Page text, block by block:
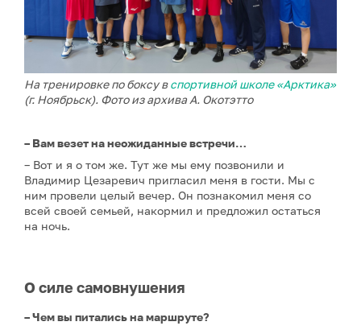
На тренировке по боксу вспортивной школе «Арктика»
(г. Ноябрьск). Фото из архива А. Окотэтто
– Вам везет на неожиданные встречи…
– Вот и я о том же. Тут же мы ему позвонили и
Владимир Цезаревич пригласил меня в гости. Мы с
ним провели целый вечер. Он познакомил меня со
всей своей семьей, накормил и предложил остаться
на ночь.
О силе самовнушения
– Чем вы питались на маршруте?